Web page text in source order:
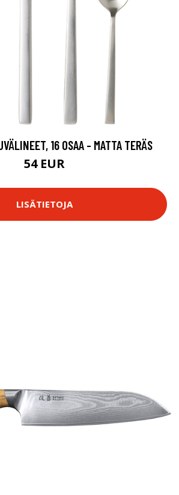
16 OSAA - MATTA TERÄS
54 EUR
LISÄTIETOJA